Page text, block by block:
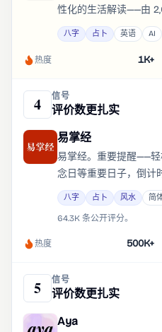
性化的生活解读——由
智能提供支持。Saju
时间。
八字 占卜 英语 AI
热度 1K+
4 信号
评价数更扎实
易掌经
易掌经。重要提醒——
念日等重要日子，倒计
专业知识＋精细算法的
势。
八字 占卜 风水 简
64.3K 条公开评分。
热度 500K+
5 信号
评价数更扎实
Aya